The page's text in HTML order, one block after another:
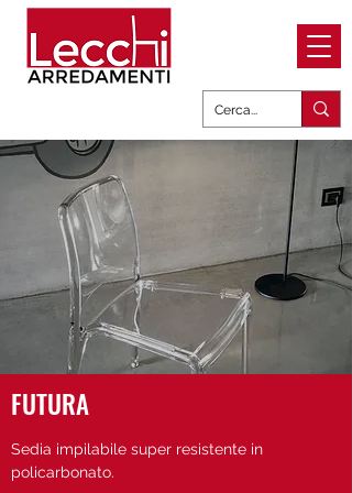
FUTURA
Sedia impilabile super resistente in
policarbonato.